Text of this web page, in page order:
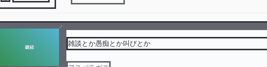
雑談とか愚痴とか叫びとか